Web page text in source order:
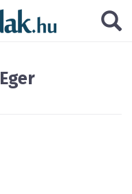
Eger